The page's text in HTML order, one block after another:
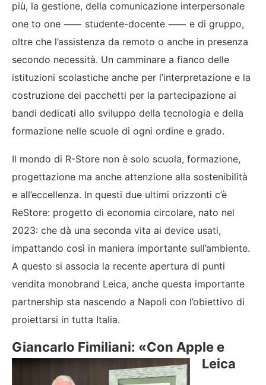
più, la gestione, della comunicazione interpersonale
one to one ⸺ studente-docente ⸺ e di gruppo,
oltre che l’assistenza da remoto o anche in presenza
secondo necessità. Un camminare a fianco delle
istituzioni scolastiche anche per l’interpretazione e la
costruzione dei pacchetti per la partecipazione ai
bandi dedicati allo sviluppo della tecnologia e della
formazione nelle scuole di ogni ordine e grado.
Il mondo di R-Store non è solo scuola, formazione,
progettazione ma anche attenzione alla sostenibilità
e all’eccellenza. In questi due ultimi orizzonti c’è
ReStore: progetto di economia circolare, nato nel
2023: che dà una seconda vita ai device usati,
impattando così in maniera importante sull’ambiente.
A questo si associa la recente apertura di punti
vendita monobrand Leica, anche questa importante
partnership sta nascendo a Napoli con l’obiettivo di
proiettarsi in tutta Italia.
Giancarlo Fimiliani: «Con Apple e
Leica